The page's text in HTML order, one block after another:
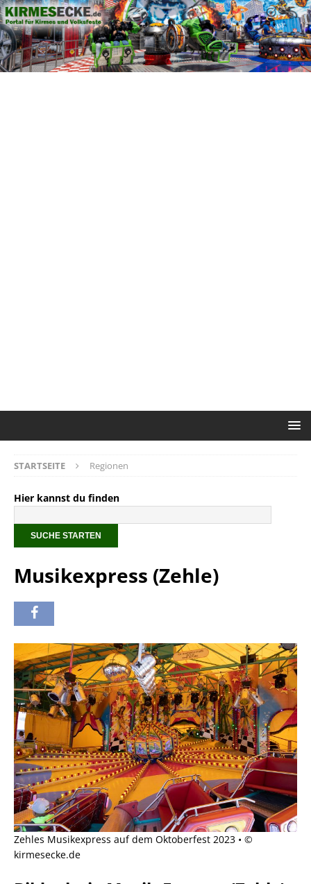
STARTSEITE Regionen
Hier kannst du finden
Musikexpress (Zehle)
Zehles Musikexpress auf dem Oktoberfest 2023 • ©
kirmesecke.de